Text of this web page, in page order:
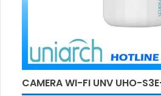
CAMERA WI-FI UNV UHO-